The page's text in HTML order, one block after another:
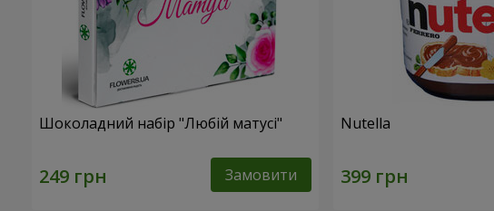
Шоколадний набір "Любій матусі"
Замовити
Nutella